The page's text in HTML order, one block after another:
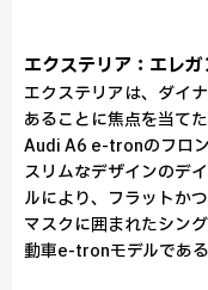
エクステリア：エレ
エクステリアは、ダイ
あることに焦点を当て
Audi A6 e-tronのフロン
スリムなデザインのデ
ルにより、フラットか
マスクに囲まれたシン
動車e-tronモデルである